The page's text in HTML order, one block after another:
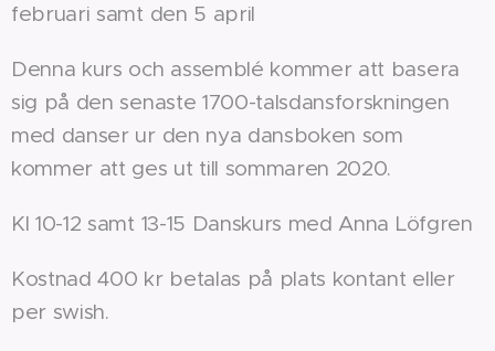
februari samt den 5 april
Denna kurs och assemblé kommer att basera
sig på den senaste 1700-talsdansforskningen
med danser ur den nya dansboken som
kommer att ges ut till sommaren 2020.
Kl 10-12 samt 13-15 Danskurs med Anna Löfgren
Kostnad 400 kr betalas på plats kontant eller
per swish.